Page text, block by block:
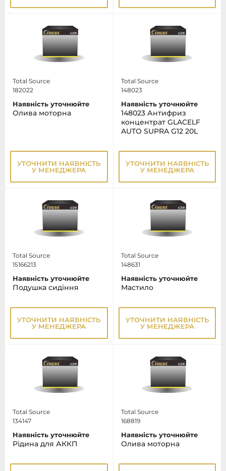
Total Source
182022
Наявність уточнюйте
Олива моторна
УТОЧНИТИ НАЯВНІСТЬ
У МЕНЕДЖЕРА
Total Source
148023
Наявність уточнюйте
148023 Антифриз
концентрат GLACELF
AUTO SUPRA G12 20L
УТОЧНИТИ НАЯВНІСТЬ
У МЕНЕДЖЕРА
Total Source
15166213
Наявність уточнюйте
Подушка сидіння
УТОЧНИТИ НАЯВНІСТЬ
У МЕНЕДЖЕРА
Total Source
148631
Наявність уточнюйте
Мастило
УТОЧНИТИ НАЯВНІСТЬ
У МЕНЕДЖЕРА
Total Source
134147
Наявність уточнюйте
Рідина для АККП
Total Source
168819
Наявність уточнюйте
Олива моторна